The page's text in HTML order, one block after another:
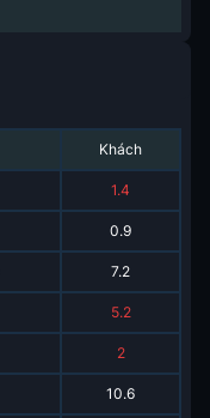
Khách
1.4
0.9
7.2
5.2
2
10.6